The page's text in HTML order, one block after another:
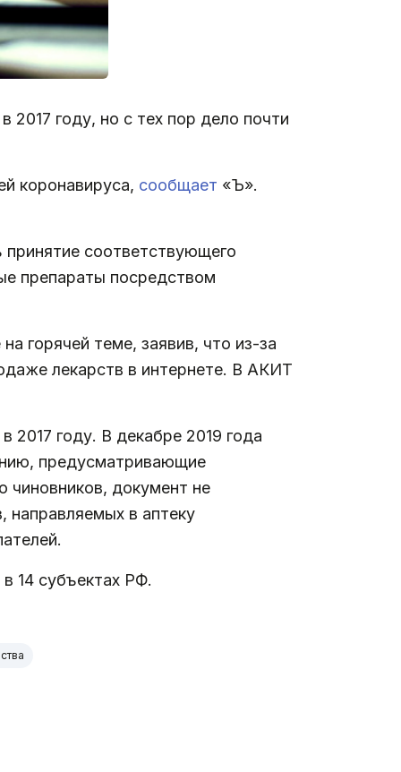
2017 году, но с тех пор дело почти
коронавируса, сообщает «Ъ».
принятие соответствующего
препараты посредством
горячей теме, заявив, что из-за
лекарств в интернете. В АКИТ
2017 году. В декабре 2019 года
предусматривающие
чиновников, документ не
направляемых в аптеку
14 субъектах РФ.